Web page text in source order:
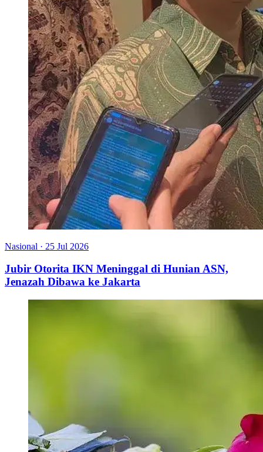
Nasional · 25 Jul 2026
Jubir Otorita IKN Meninggal di Hunian ASN,
Jenazah Dibawa ke Jakarta